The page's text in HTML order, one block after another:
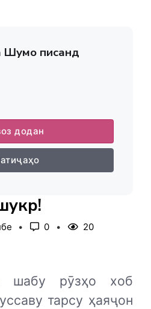
Шумо писанд
додан
0 20
шабу рӯзҳо хоб
тарсу ҳаяҷон